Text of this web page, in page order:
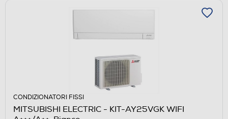
CONDIZIONATORI FISSI
MITSUBISHI ELECTRIC - KIT-AY25VGK WIFI